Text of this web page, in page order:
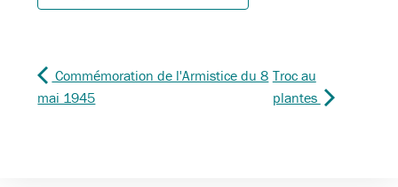
Commémoration de l'Armistice du 8
mai 1945
Troc au
plantes